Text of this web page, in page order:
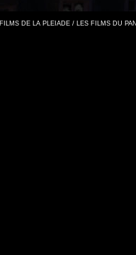
DE LA PLEIADE / LES FILMS DU